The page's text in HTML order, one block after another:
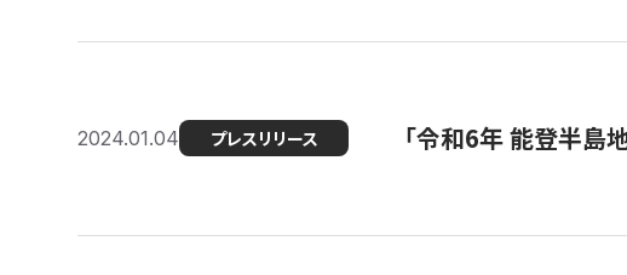
2024.01.04 プレスリリース 「令和6年 能登半島